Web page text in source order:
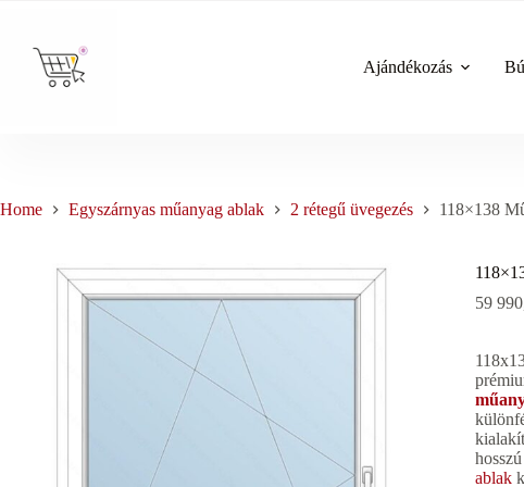
content
Ajándékozás
Home Egyszárnyas műanyag ablak 2 rétegű üvegezés 118×138
59
ablak